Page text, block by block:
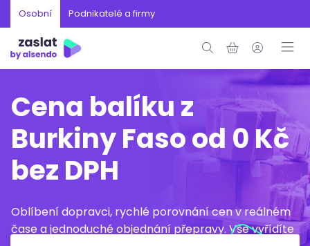
Osobní Podnikatelé a firmy
Cena balíku z
Burkiny Faso od 0 Kč
bez DPH
Oblíbení dopravci, rychlé porovnání cen v reálném
čase a jednoduché objednání přepravy. Vše vyřídíte